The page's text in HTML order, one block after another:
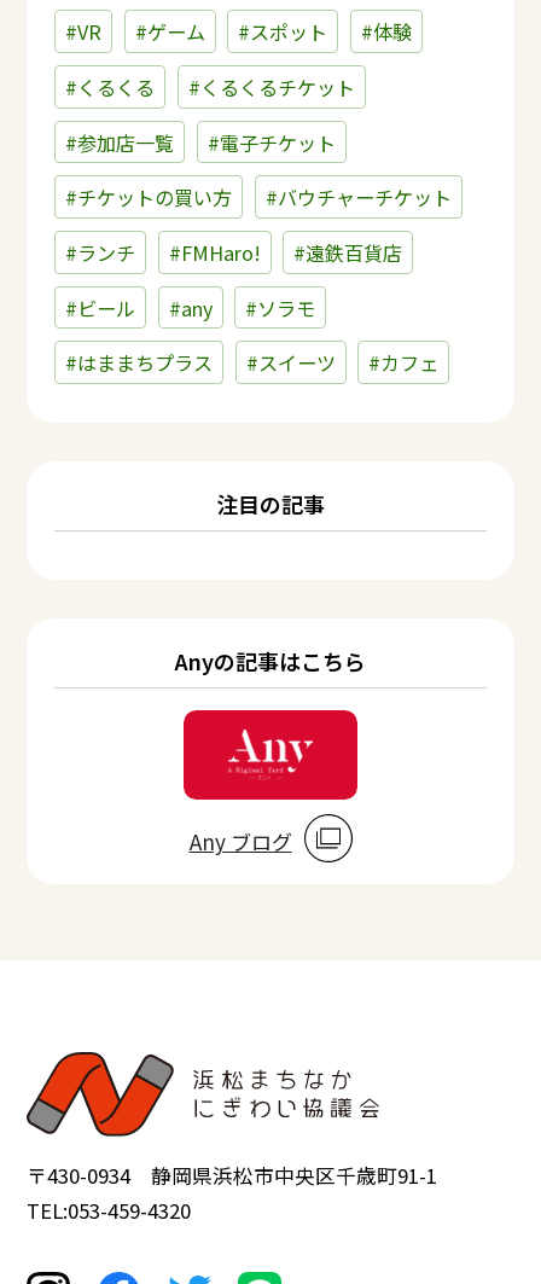
#VR
#ゲーム #スポット
#体験
#くるくる
#くるくるチケット
#参加店一覧
#電子チケット
#チケットの買い方
#バウチャーチケット
#ランチ
#FMHaro!
#遠鉄百貨店
#ビール
#any
#ソラモ
#はままちプラス
#スイーツ #カフェ
注目の記事
Anyの記事はこちら
Any ブログ
〒430-0934 静岡県浜松市中央区千歳町91-1
TEL:053-459-4320